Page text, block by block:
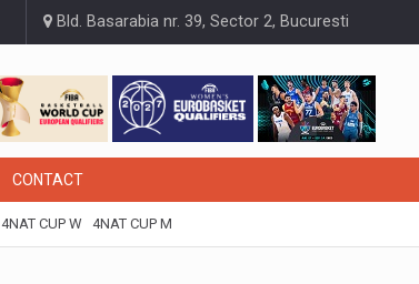
Bld. Basarabia nr. 39, Sector 2, Bucuresti
CONTACT
4NAT CUP W 4NAT CUP M